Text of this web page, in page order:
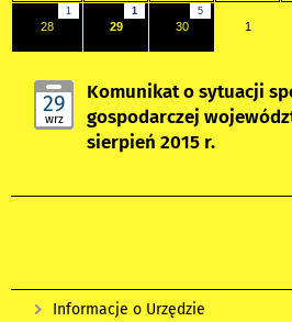
1
28
1
29
5
30 1
29
wrz
Komunikat o sytuacji
gospodarczej
sierpień 2015 r.
Informacje o Urzędzie